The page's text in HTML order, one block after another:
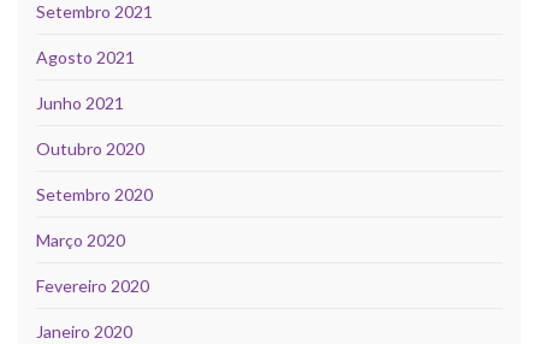
Setembro 2021
Agosto 2021
Junho 2021
Outubro 2020
Setembro 2020
Março 2020
Fevereiro 2020
Janeiro 2020